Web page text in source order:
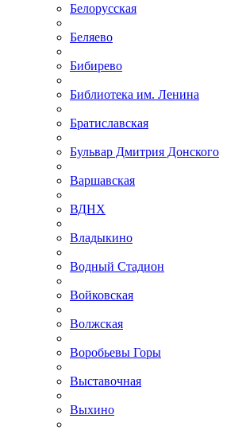
Белорусская
Беляево
Бибирево
Библиотека им. Ленина
Братиславская
Бульвар Дмитрия Донского
Варшавская
ВДНХ
Владыкино
Водный Стадион
Войковская
Волжская
Воробьевы Горы
Выставочная
Выхино